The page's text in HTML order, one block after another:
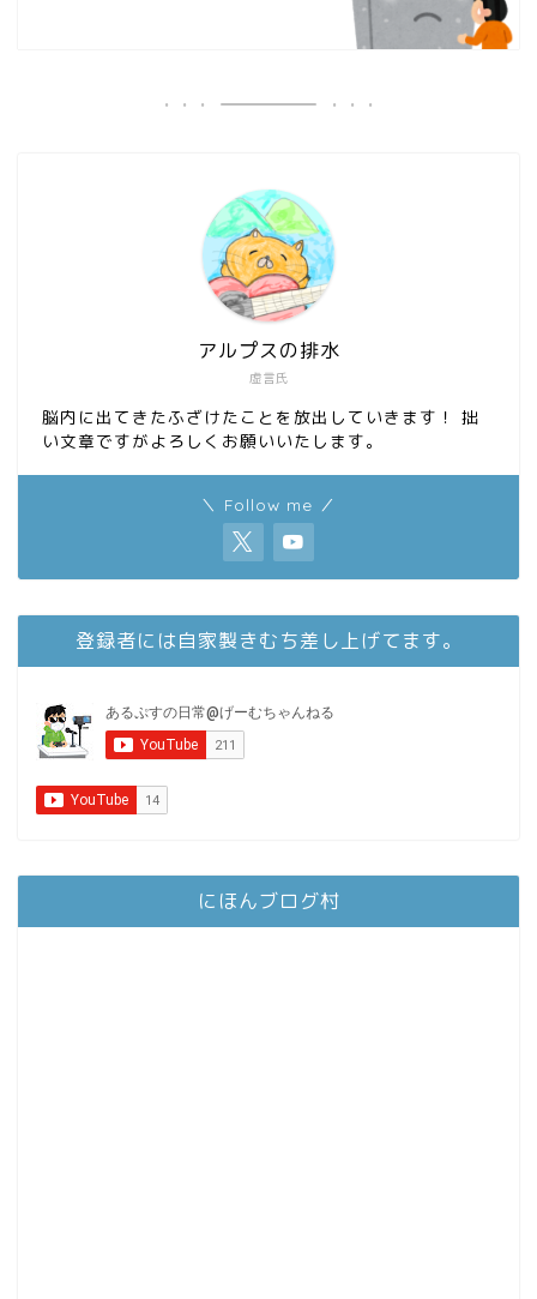
虚言氏
アルプスの排水
脳内に出てきたふざけたことを放出していきます！ 拙
い文章ですがよろしくお願いいたします。
＼ Follow me ／
登録者には自家製きむち差し上げてます。
にほんブログ村